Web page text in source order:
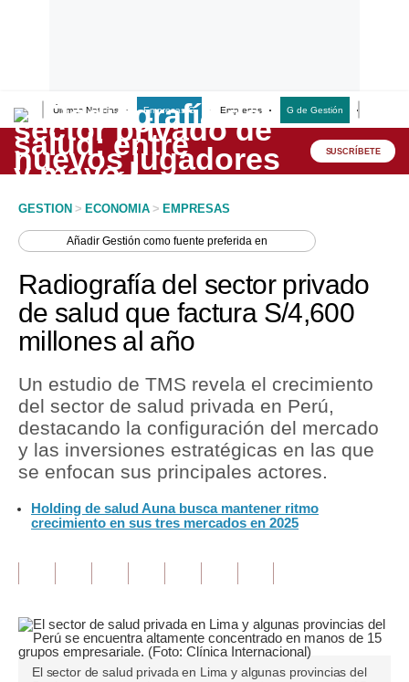
Últimas Noticias Empresas G Empresas G de Gestión
Lo último
Peru Quiosco
Economía
Mercados
Política
Tu Dinero
Finanzas Personales
Inmobiliarias
Opinión
Editorial
Pregunta de hoy
SUSCRÍBETE
GESTION > ECONOMIA > EMPRESAS
AñadirGestión como fuente preferida en
Radiografía del sector privado
de salud que factura S/4,600
millones al año
Un estudio de TMS revela el crecimiento
del sector de salud privada en Perú,
destacando la configuración del mercado
y las inversiones estratégicas en las que
se enfocan sus principales actores.
Holding de salud Auna busca mantener ritmo
crecimiento en sus tres mercados en 2025
El sector de salud privada en Lima y algunas provincias del